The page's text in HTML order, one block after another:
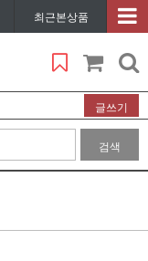
최근본상품
글쓰기
검색